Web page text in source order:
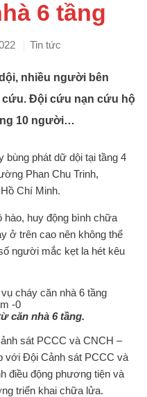
6 tầng
Tin tức
nhiều người bên
cứu. Đội cứu nạn cứu hộ
10 người…
bùng phát dữ dội tại tầng 4
Phan Chu Trinh,
Chí Minh.
hào, huy động bình chữa
ở trên cao nên không thể
người mắc kẹt la hét kêu
căn nhà 6 tầng.
sát PCCC và CNCH –
với Đội Cảnh sát PCCC và
điều động phương tiện và
triển khai chữa lửa.